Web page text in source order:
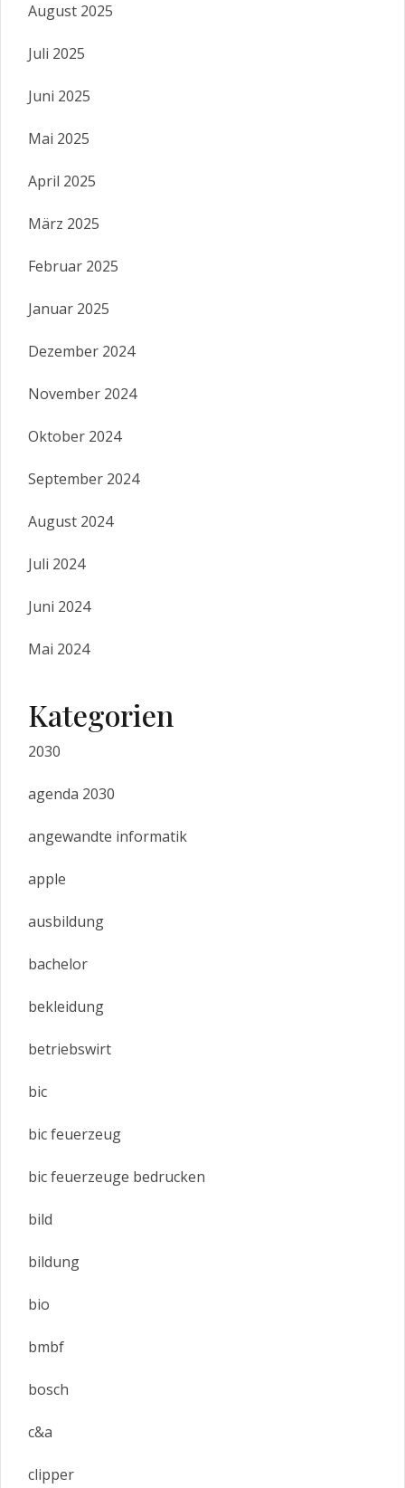
August 2025
Juli 2025
Juni 2025
Mai 2025
April 2025
März 2025
Februar 2025
Januar 2025
Dezember 2024
November 2024
Oktober 2024
September 2024
August 2024
Juli 2024
Juni 2024
Mai 2024
Kategorien
2030
agenda 2030
angewandte informatik
apple
ausbildung
bachelor
bekleidung
betriebswirt
bic
bic feuerzeug
bic feuerzeuge bedrucken
bild
bildung
bio
bmbf
bosch
c&a
clipper